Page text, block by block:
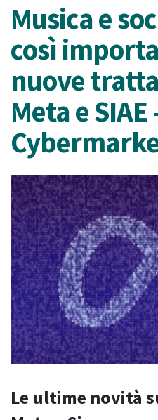
Musica e
così
nuove
Meta e
Le ultime novità